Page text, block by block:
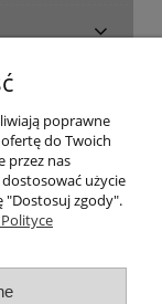
firmy ALVESTA |
poprawne
do Twoich
przez nas
użycie
"Dostosuj zgody".